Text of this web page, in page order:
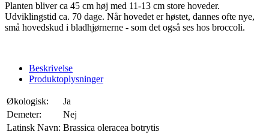
Planten bliver ca 45 cm høj med 11-13 cm store hoveder.
Udviklingstid ca. 70 dage. Når hovedet er høstet, dannes ofte nye,
små hovedskud i bladhjørnerne - som det også ses hos broccoli.
Beskrivelse
Produktoplysninger
Økologisk:
Ja
Demeter:
Nej
Latinsk Navn: Brassica oleracea botrytis